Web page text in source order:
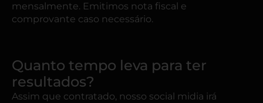
mensalmente. Emitimos nota fiscal e
comprovante caso necessário.
Quanto tempo leva para ter
resultados?
Assim que contratado, nosso social midia irá